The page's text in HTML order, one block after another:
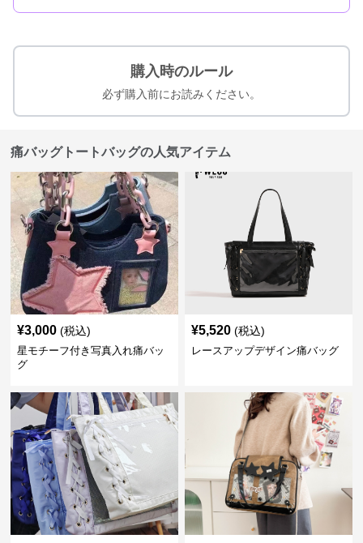
購入時のルール
必ず購入前にお読みください。
痛バッグトートバッグの人気アイテム
¥3,000 (税込)
星モチーフ付き写真入れ痛バッ
グ
¥5,520 (税込)
レースアップデザイン痛バッグ